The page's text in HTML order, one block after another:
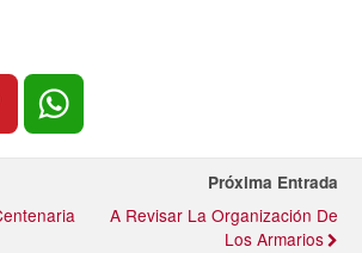
Próxima Entrada
A Revisar La Organización De
Los Armarios